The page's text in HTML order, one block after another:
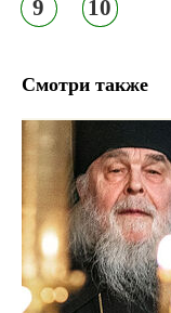
9 10
Смотри также